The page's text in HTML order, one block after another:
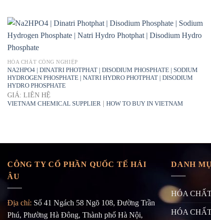
HÓA CHẤT CÔNG NGHIỆP
NA2HPO4 | DINATRI PHOTPHAT | DISODIUM PHOSPHATE | SODIUM
HYDROGEN PHOSPHATE | NATRI HYDRO PHOTPHAT | DISODIUM
HYDRO PHOSPHATE
GIÁ: LIÊN HỆ
VIETNAM CHEMICAL SUPPLIER | HOW TO BUY IN VIETNAM
CÔNG TY CỔ PHẦN QUỐC TẾ HẢI
ÂU
Địa chỉ: Số 41 Ngách 58 Ngõ 108, Đường Trần
Phú, Phường Hà Đông, Thành phố Hà Nội,
DANH
HÓA
HÓA